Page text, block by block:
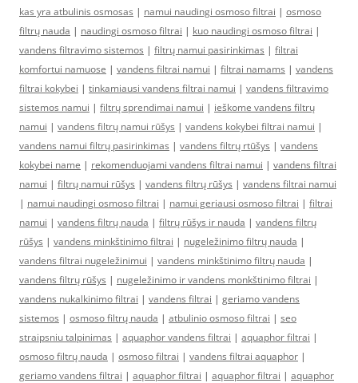
kas yra atbulinis osmosas | namui naudingi osmoso filtrai | osmoso
filtrų nauda | naudingi osmoso filtrai | kuo naudingi osmoso filtrai |
vandens filtravimo sistemos | filtrų namui pasirinkimas | filtrai
komfortui namuose | vandens filtrai namui | filtrai namams | vandens
filtrai kokybei | tinkamiausi vandens filtrai namui | vandens filtravimo
sistemos namui | filtrų sprendimai namui | ieškome vandens filtrų
namui | vandens filtrų namui rūšys | vandens kokybei filtrai namui |
vandens namui filtrų pasirinkimas | vandens filtrų rtūšys | vandens
kokybei name | rekomenduojami vandens filtrai namui | vandens filtrai
namui | filtrų namui rūšys | vandens filtrų rūšys | vandens filtrai namui
| namui naudingi osmoso filtrai | namui geriausi osmoso filtrai | filtrai
namui | vandens filtrų nauda | filtrų rūšys ir nauda | vandens filtrų
rūšys | vandens minkštinimo filtrai | nugeležinimo filtrų nauda |
vandens filtrai nugeležinimui | vandens minkštinimo filtrų nauda |
vandens filtrų rūšys | nugeležinimo ir vandens monkštinimo filtrai |
vandens nukalkinimo filtrai | vandens filtrai | geriamo vandens
sistemos | osmoso filtrų nauda | atbulinio osmoso filtrai | seo
straipsniu talpinimas | aquaphor vandens filtrai | aquaphor filtrai |
osmoso filtrų nauda | osmoso filtrai | vandens filtrai aquaphor |
geriamo vandens filtrai | aquaphor filtrai | aquaphor filtrai | aquaphor